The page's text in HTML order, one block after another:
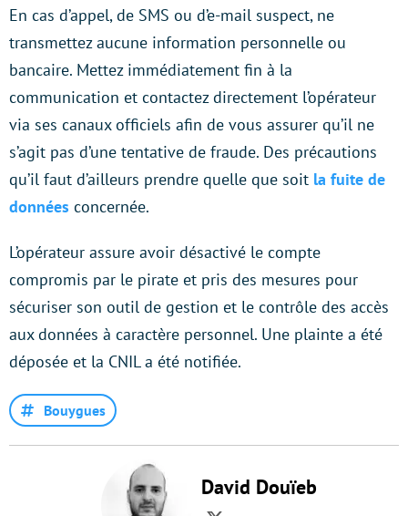
En cas d’appel, de SMS ou d’e-mail suspect, ne
transmettez aucune information personnelle ou
bancaire. Mettez immédiatement fin à la
communication et contactez directement l’opérateur
via ses canaux officiels afin de vous assurer qu’il ne
s’agit pas d’une tentative de fraude. Des précautions
qu’il faut d’ailleurs prendre quelle que soit la fuite de
données concernée.
L’opérateur assure avoir désactivé le compte
compromis par le pirate et pris des mesures pour
sécuriser son outil de gestion et le contrôle des accès
aux données à caractère personnel. Une plainte a été
déposée et la CNIL a été notifiée.
Bouygues
David Douïeb